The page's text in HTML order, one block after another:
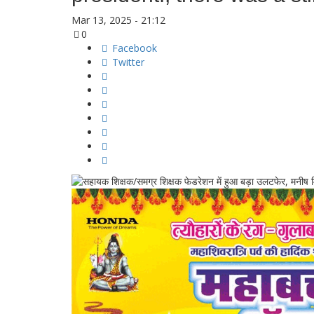
Mar 13, 2025 - 21:12
0
Facebook
Twitter